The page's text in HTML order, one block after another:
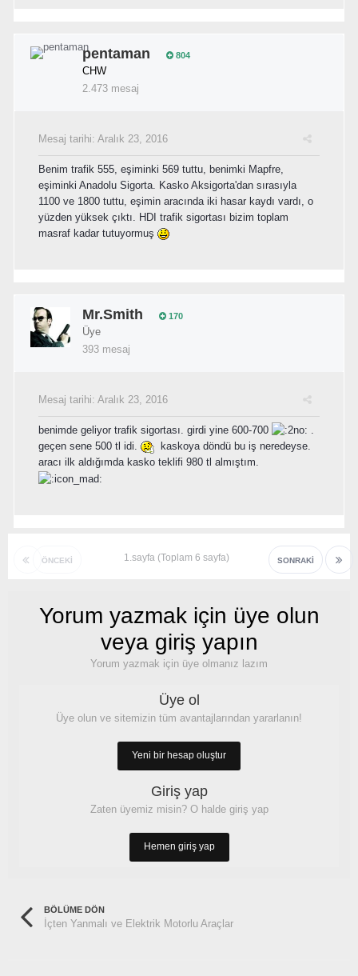
pentaman 804
CHW
2.473 mesaj
Mesaj tarihi: Aralık 23, 2016
Benim trafik 555, eşiminki 569 tuttu, benimki Mapfre,
eşiminki Anadolu Sigorta. Kasko Aksigorta'dan sırasıyla
1100 ve 1800 tuttu, eşimin aracında iki hasar kaydı vardı, o
yüzden yüksek çıktı. HDI trafik sigortası bizim toplam
masraf kadar tutuyormuş
Mr.Smith 170
Üye
393 mesaj
Mesaj tarihi: Aralık 23, 2016
benimde geliyor trafik sigortası. girdi yine 600-700
geçen sene 500 tl idi.
kaskoya döndü bu iş neredeyse.
aracı ilk aldığımda kasko teklifi 980 tl almıştım.
ÖNCEKI SONRAKI
1.sayfa (Toplam 6 sayfa)
Yorum yazmak için üye olun
veya giriş yapın
Yorum yazmak için üye olmanız lazım
Üye ol
Üye olun ve sitemizin tüm avantajlarından yararlanın!
Yeni bir hesap oluştur
Giriş yap
Zaten üyemiz misin? O halde giriş yap
Hemen giriş yap
BÖLÜME DÖN
İçten Yanmalı ve Elektrik Motorlu Araçlar